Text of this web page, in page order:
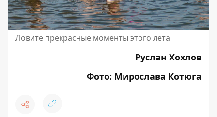
Ловите прекрасные моменты этого лета
Руслан Хохлов
Фото: Мирослава Котюга